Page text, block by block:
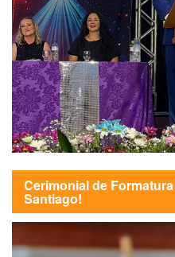
Cerimonial de
Santiago!